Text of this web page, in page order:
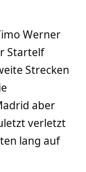
Werner
Startelf
Strecken
aber
verletzt
lang auf